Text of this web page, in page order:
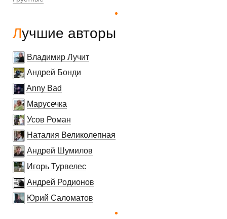
Лучшие авторы
Владимир Лучит
Андрей Бонди
Anny Bad
Марусечка
Усов Роман
Наталия Великолепная
Андрей Шумилов
Игорь Турвелес
Андрей Родионов
Юрий Саломатов